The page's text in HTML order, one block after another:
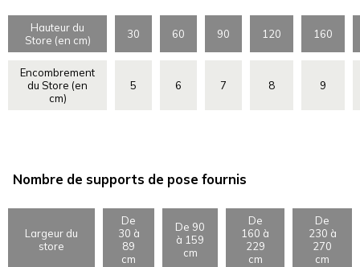
Hauteur du
Store (en cm)
30 60 90 120 160
Encombrement
du Store (en
cm)
5 6 7 8 9
Nombre de supports de pose fournis
Largeur du
store
De
30 à
89
cm
De 90
à 159
cm
De
160 à
229
cm
De
230 à
270
cm